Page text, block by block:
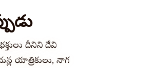
దీనిని దేవి
యాత్రికులు, నాగ